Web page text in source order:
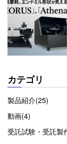
カテゴリ
製品紹介(25)
動画(4)
受託試験・受託製